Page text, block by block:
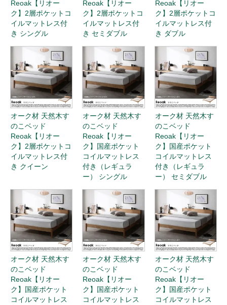
Reoak【リオー
ク】2層ポケットコ
イルマットレス付
き シングル
Reoak【リオー
ク】2層ポケットコ
イルマットレス付
き セミダブル
Reoak【リオー
ク】2層ポケットコ
イルマットレス付
き ダブル
オーク材 天然木す
のこベッド
Reoak【リオー
ク】2層ポケットコ
イルマットレス付
き クイーン
オーク材 天然木す
のこベッド
Reoak【リオー
ク】国産ポケット
コイルマットレス
付き（レギュラ
ー） シングル
オーク材 天然木す
のこベッド
Reoak【リオー
ク】国産ポケット
コイルマットレス
付き（レギュラ
ー） セミダブル
オーク材 天然木す
のこベッド
Reoak【リオー
ク】国産ポケット
コイルマットレス
オーク材 天然木す
のこベッド
Reoak【リオー
ク】国産ポケット
コイルマットレス
オーク材 天然木す
のこベッド
Reoak【リオー
ク】国産ポケット
コイルマットレス